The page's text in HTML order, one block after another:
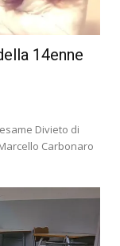
14enne
Divieto di
Carbonaro